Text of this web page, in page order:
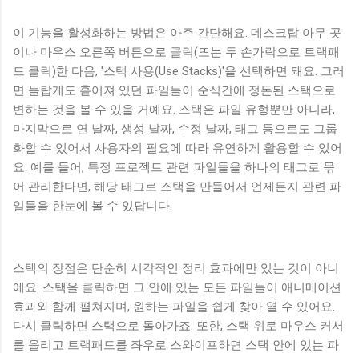
이 기능을 활성화하는 방법은 아주 간단해요. 데스크탑 아무 곳
이나 마우스 오른쪽 버튼으로 클릭(또는 두 손가락으로 트랙패
드 클릭)한 다음, '스택 사용(Use Stacks)'을 선택하면 돼요. 그러
면 놀랍게도 흩어져 있던 파일들이 순식간에 정돈된 스택으로
변하는 것을 볼 수 있을 거예요. 스택은 파일 유형뿐만 아니라,
마지막으로 연 날짜, 생성 날짜, 수정 날짜, 태그 등으로도 그룹
화할 수 있어서 사용자의 필요에 따라 유연하게 활용할 수 있어
요. 예를 들어, 특정 프로젝트 관련 파일들을 하나의 태그로 묶
어 관리한다면, 해당 태그로 스택을 만들어서 언제든지 관련 파
일들을 한눈에 볼 수 있답니다.
스택의 장점은 단순히 시각적인 정리 효과에만 있는 것이 아니
에요. 스택을 클릭하면 그 안에 있는 모든 파일들이 애니메이션
효과와 함께 펼쳐지며, 원하는 파일을 쉽게 찾아 열 수 있어요.
다시 클릭하면 스택으로 돌아가죠. 또한, 스택 위로 마우스 커서
를 올리고 트랙패드를 좌우로 스와이프하면 스택 안에 있는 파